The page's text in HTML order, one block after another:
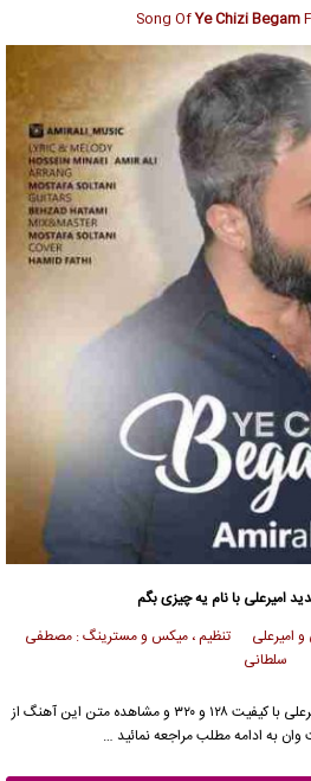
Song OfYe Chizi Begam
امیرعلی با نام یه چیزی بگم
و امیرعلی تنظیم ، میکس و مسترینگ : مصطفی
سلطانی
با کیفیت ۱۲۸ و ۳۲۰ و مشاهده متن این آهنگ از
به ادامه مطلب مراجعه نمائید …